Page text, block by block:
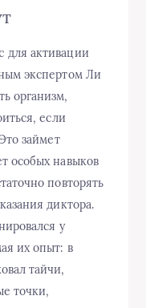
для активации
экспертом Ли
организм,
если
займет
особых навыков
повторять
диктора.
у
их опыт: в
тайчи,
точки,